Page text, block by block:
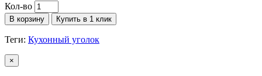
Кол-во
В корзину Купить в 1 клик
Теги: Кухонный уголок
×